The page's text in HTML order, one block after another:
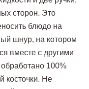
сторон. Это
блюдо на
шнур, на котором
вместе с другими
100%
косточки. Не